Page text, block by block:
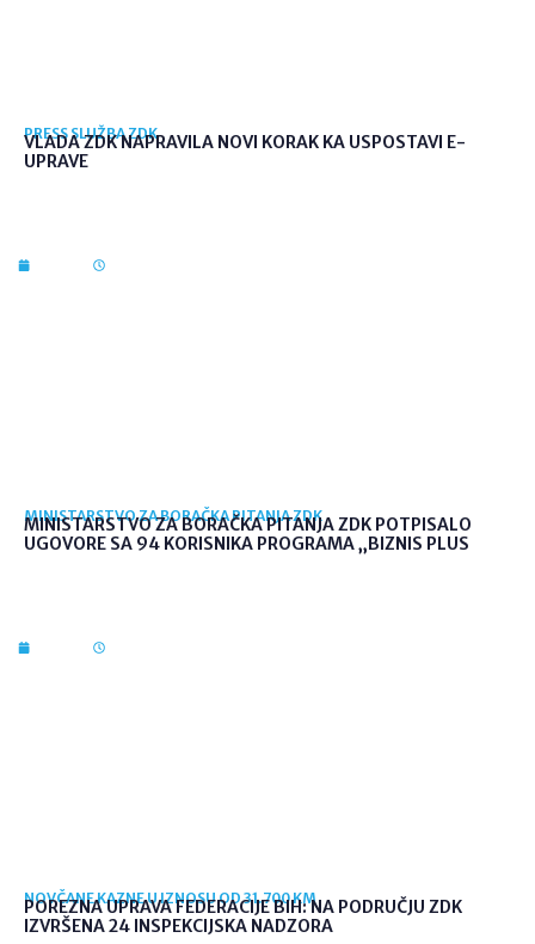
PRESS SLUŽBA ZDK
VLADA ZDK NAPRAVILA NOVI KORAK KA USPOSTAVI E-
UPRAVE
MINISTARSTVO ZA BORAČKA PITANJA ZDK
MINISTARSTVO ZA BORAČKA PITANJA ZDK POTPISALO
UGOVORE SA 94 KORISNIKA PROGRAMA „BIZNIS PLUS
NOVČANE KAZNE U IZNOSU OD 31.700 KM
POREZNA UPRAVA FEDERACIJE BIH: NA PODRUČJU ZDK
IZVRŠENA 24 INSPEKCIJSKA NADZORA